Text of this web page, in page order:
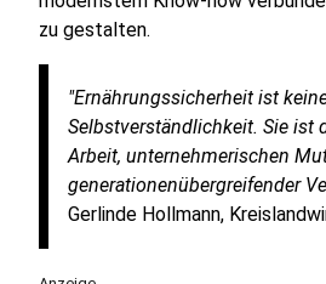
zu gestalten.
"Ernährungssicherheit ist
Selbstverständlichkeit. Sie ist
Arbeit, unternehmerischen
generationenübergreifender
Gerlinde Hollmann,